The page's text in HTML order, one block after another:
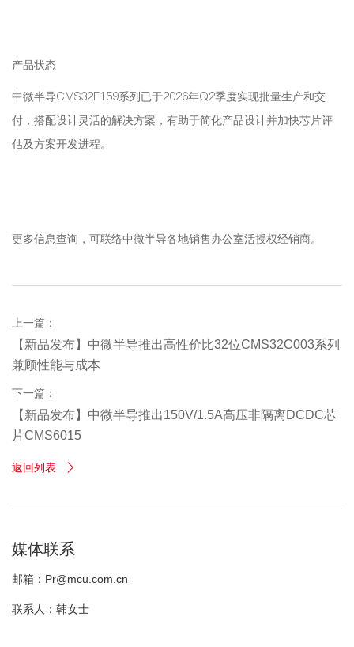
产品状态
中微半导CMS32F159系列已于2026年Q2季度实现批量生产和交
付，搭配设计灵活的解决方案，有助于简化产品设计并加快芯片评
估及方案开发进程。
更多信息查询，可联络中微半导各地销售办公室活授权经销商。
上一篇：
【新品发布】中微半导推出高性价比32位CMS32C003系列
兼顾性能与成本
下一篇：
【新品发布】中微半导推出150V/1.5A高压非隔离DCDC芯
片CMS6015
返回列表 
媒体联系
邮箱：Pr@mcu.com.cn
联系人：韩女士